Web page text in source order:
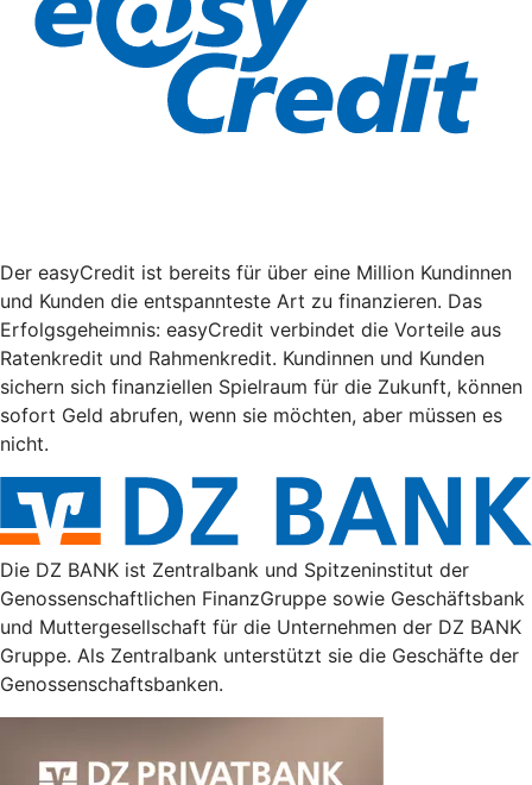
Der easyCredit ist bereits für über eine Million Kundinnen
und Kunden die entspannteste Art zu finanzieren. Das
Erfolgsgeheimnis: easyCredit verbindet die Vorteile aus
Ratenkredit und Rahmenkredit. Kundinnen und Kunden
sichern sich finanziellen Spielraum für die Zukunft, können
sofort Geld abrufen, wenn sie möchten, aber müssen es
nicht.
Die DZ BANK ist Zentralbank und Spitzeninstitut der
Genossenschaftlichen FinanzGruppe sowie Geschäftsbank
und Muttergesellschaft für die Unternehmen der DZ BANK
Gruppe. Als Zentralbank unterstützt sie die Geschäfte der
Genossenschaftsbanken.